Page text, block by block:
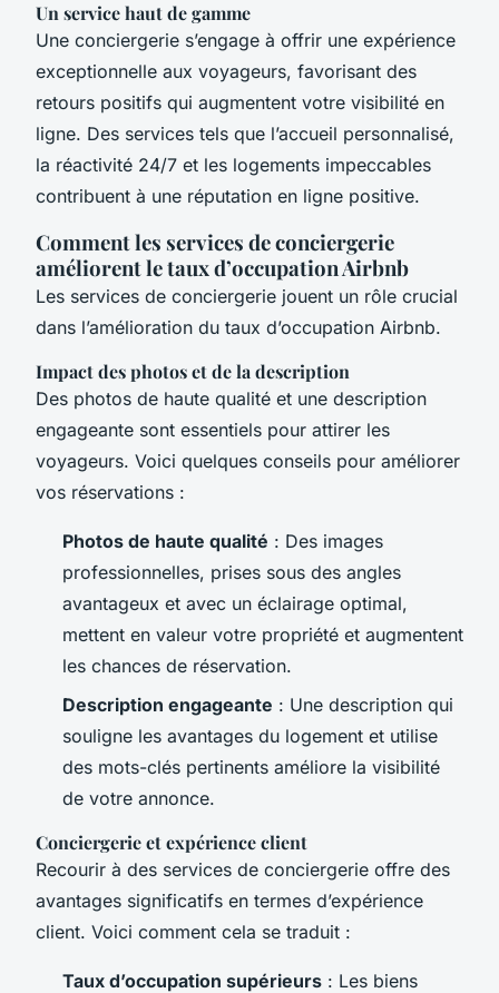
Un service haut de gamme
Une conciergerie s’engage à offrir une expérience
exceptionnelle aux voyageurs, favorisant des
retours positifs qui augmentent votre visibilité en
ligne. Des services tels que l’accueil personnalisé,
la réactivité 24/7 et les logements impeccables
contribuent à une réputation en ligne positive.
Comment les services de conciergerie
améliorent le taux d’occupation Airbnb
Les services de conciergerie jouent un rôle crucial
dans l’amélioration du taux d’occupation Airbnb.
Impact des photos et de la description
Des photos de haute qualité et une description
engageante sont essentiels pour attirer les
voyageurs. Voici quelques conseils pour améliorer
vos réservations :
Photos de haute qualité : Des images
professionnelles, prises sous des angles
avantageux et avec un éclairage optimal,
mettent en valeur votre propriété et augmentent
les chances de réservation.
Description engageante : Une description qui
souligne les avantages du logement et utilise
des mots-clés pertinents améliore la visibilité
de votre annonce.
Conciergerie et expérience client
Recourir à des services de conciergerie offre des
avantages significatifs en termes d’expérience
client. Voici comment cela se traduit :
Taux d’occupation supérieurs : Les biens